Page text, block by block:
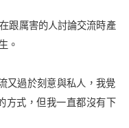
跟厲害的人討論交流時產
。
又過於刻意與私人，我覺
方式，但我一直都沒有下